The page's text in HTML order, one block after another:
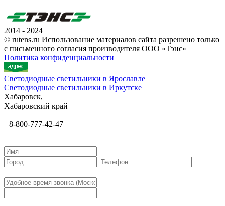
2014 - 2024
© rutens.ru Использование материалов сайта разрешено только
с письменного согласия производителя ООО «Тэнс»
Политика конфиденциальности
Светодиодные светильники в Ярославле
Светодиодные светильники в Иркутске
Хабаровск,
Хабаровский край
8-800-777-42-47